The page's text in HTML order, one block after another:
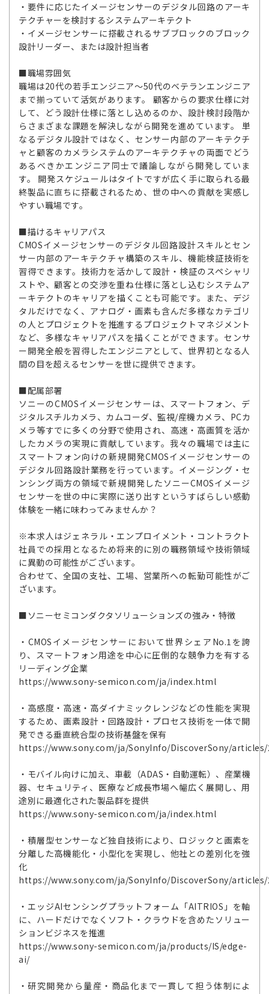
・要件に応じたイメージセンサーのデジタル回路のアーキ
テクチャーを検討するシステムアーキテクト
・イメージセンサーに搭載されるサブブロックのブロック
設計リーダー、または設計担当者
■職場雰囲気
職場は20代の若手エンジニア～50代のベテランエンジニア
まで揃っていて活気があります。 顧客からの要求仕様に対
して、どう設計仕様に落とし込めるのか、設計検討段階か
らさまざまな課題を解決しながら開発を進めています。 単
なるデジタル設計ではなく、センサー内部のアーキテクチ
ャと顧客のカメラシステムのアーキテクチャの両面でどう
あるべきかエンジニア同士で議論しながら開発していま
す。 開発スケジュールはタイトですが広く手に取られる最
終製品に直ちに搭載されるため、世の中への貢献を実感し
やすい職場です。
■描けるキャリアパス
CMOSイメージセンサーのデジタル回路設計スキルとセン
サー内部のアーキテクチャ構築のスキル、機能検証技術を
習得できます。技術力を活かして設計・検証のスペシャリ
ストや、顧客との交渉を重ね仕様に落とし込むシステムア
ーキテクトのキャリアを描くことも可能です。また、デジ
タルだけでなく、アナログ・画素も含んだ多様なカテゴリ
の人とプロジェクトを推進するプロジェクトマネジメント
など、多様なキャリアパスを描くことができます。センサ
ー開発全般を習得したエンジニアとして、世界初となる人
間の目を超えるセンサーを世に提供できます。
■配属部署
ソニーのCMOSイメージセンサーは、スマートフォン、デ
ジタルスチルカメラ、カムコーダ、監視/産機カメラ、PCカ
メラ等すでに多くの分野で使用され、高速・高画質を活か
したカメラの実現に貢献しています。我々の職場では主に
スマートフォン向けの新規開発CMOSイメージセンサーの
デジタル回路設計業務を行っています。イメージング・セ
ンシング両方の領域で新規開発したソニーCMOSイメージ
センサーを世の中に実際に送り出すというすばらしい感動
体験を一緒に味わってみませんか？
※本求人はジェネラル・エンプロイメント・コントラクト
社員での採用となるため将来的に別の職務領域や技術領域
に異動の可能性がございます。
合わせて、全国の支社、工場、営業所への転勤可能性がご
ざいます。
■ソニーセミコンダクタソリューションズの強み・特徴
・CMOSイメージセンサーにおいて世界シェアNo.1を誇
り、スマートフォン用途を中心に圧倒的な競争力を有する
リーディング企業
https://www.sony-semicon.com/ja/index.html
・高感度・高速・高ダイナミックレンジなどの性能を実現
するため、画素設計・回路設計・プロセス技術を一体で開
発できる垂直統合型の技術基盤を保有
https://www.sony.com/ja/SonyInfo/DiscoverSony/articles/
・モバイル向けに加え、車載（ADAS・自動運転）、産業機
器、セキュリティ、医療など成長市場へ幅広く展開し、用
途別に最適化された製品群を提供
https://www.sony-semicon.com/ja/index.html
・積層型センサーなど独自技術により、ロジックと画素を
分離した高機能化・小型化を実現し、他社との差別化を強
化
https://www.sony.com/ja/SonyInfo/DiscoverSony/articles/
・エッジAIセンシングプラットフォーム「AITRIOS」を軸
に、ハードだけでなくソフト・クラウドを含めたソリュー
ションビジネスを推進
https://www.sony-semicon.com/ja/products/IS/edge-
ai/
・研究開発から量産・商品化まで一貫して担う体制によ